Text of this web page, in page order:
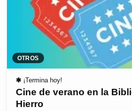
OTROS
✱ ¡Termina hoy!
Cine de verano en la
Hierro